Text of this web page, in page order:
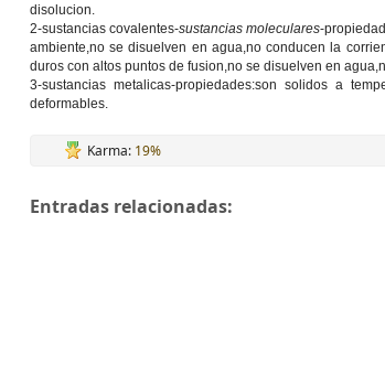
disolucion.
2-sustancias covalentes-sustancias moleculares-
ambiente,no se disuelven en agua,no conducen la
duros con altos puntos de fusion,no se disuelven en
3-sustancias metalicas-propiedades:son solidos a
deformables.
Karma: 19%
Entradas relacionadas: